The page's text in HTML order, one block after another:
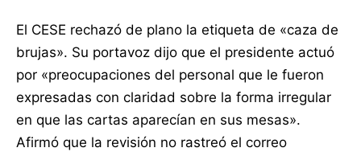
El CESE rechazó de plano la etiqueta de «caza de
brujas». Su portavoz dijo que el presidente actuó
por «preocupaciones del personal que le fueron
expresadas con claridad sobre la forma irregular
en que las cartas aparecían en sus mesas».
Afirmó que la revisión no rastreó el correo